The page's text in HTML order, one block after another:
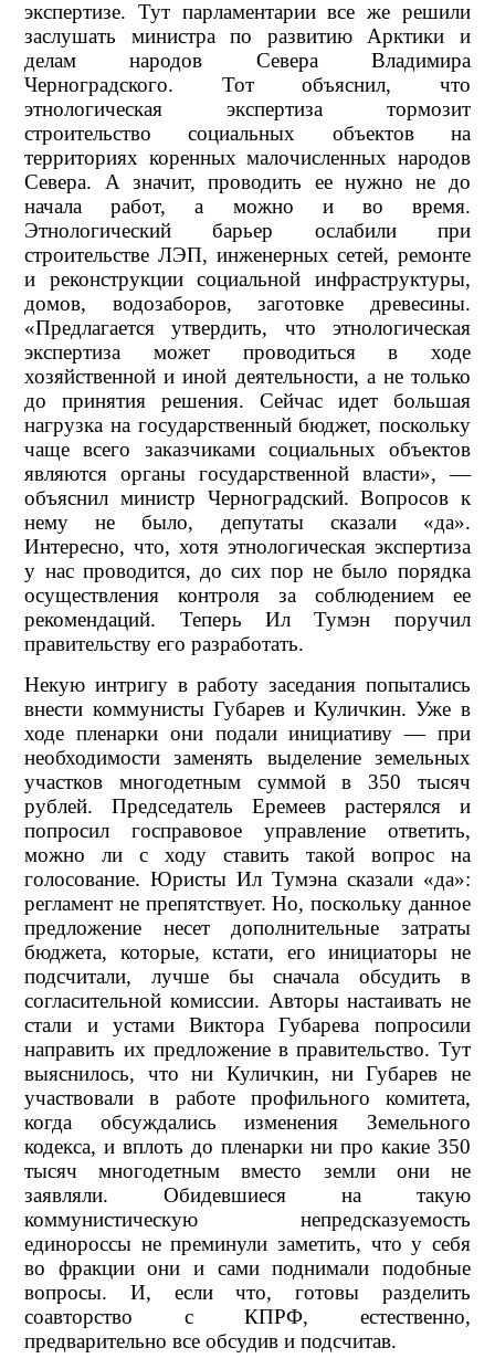
экспертизе. Тут парламентарии все же решили
заслушать министра по развитию Арктики и
делам народов Севера Владимира
Черноградского. Тот объяснил, что
этнологическая экспертиза тормозит
строительство социальных объектов на
территориях коренных малочисленных народов
Севера. А значит, проводить ее нужно не до
начала работ, а можно и во время.
Этнологический барьер ослабили при
строительстве ЛЭП, инженерных сетей, ремонте
и реконструкции социальной инфраструктуры,
домов, водозаборов, заготовке древесины.
«Предлагается утвердить, что этнологическая
экспертиза может проводиться в ходе
хозяйственной и иной деятельности, а не только
до принятия решения. Сейчас идет большая
нагрузка на государственный бюджет, поскольку
чаще всего заказчиками социальных объектов
являются органы государственной власти», —
объяснил министр Черноградский. Вопросов к
нему не было, депутаты сказали «да».
Интересно, что, хотя этнологическая экспертиза
у нас проводится, до сих пор не было порядка
осуществления контроля за соблюдением ее
рекомендаций. Теперь Ил Тумэн поручил
правительству его разработать.
Некую интригу в работу заседания попытались
внести коммунисты Губарев и Куличкин. Уже в
ходе пленарки они подали инициативу — при
необходимости заменять выделение земельных
участков многодетным суммой в 350 тысяч
рублей. Председатель Еремеев растерялся и
попросил госправовое управление ответить,
можно ли с ходу ставить такой вопрос на
голосование. Юристы Ил Тумэна сказали «да»:
регламент не препятствует. Но, поскольку данное
предложение несет дополнительные затраты
бюджета, которые, кстати, его инициаторы не
подсчитали, лучше бы сначала обсудить в
согласительной комиссии. Авторы настаивать не
стали и устами Виктора Губарева попросили
направить их предложение в правительство. Тут
выяснилось, что ни Куличкин, ни Губарев не
участвовали в работе профильного комитета,
когда обсуждались изменения Земельного
кодекса, и вплоть до пленарки ни про какие 350
тысяч многодетным вместо земли они не
заявляли. Обидевшиеся на такую
коммунистическую непредсказуемость
единороссы не преминули заметить, что у себя
во фракции они и сами поднимали подобные
вопросы. И, если что, готовы разделить
соавторство с КПРФ, естественно,
предварительно все обсудив и подсчитав.